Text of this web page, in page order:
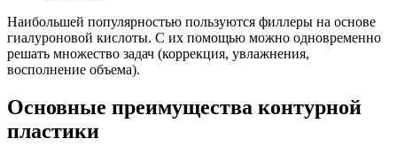
Наибольшей популярностью пользуются филлеры на основе
гиалуроновой кислоты. С их помощью можно одновременно
решать множество задач (коррекция, увлажнения,
восполнение объема).
Основные преимущества контурной
пластики